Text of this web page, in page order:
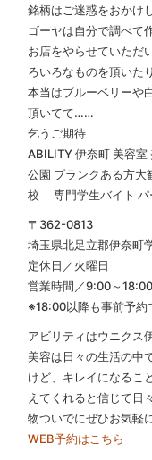
銘柄はご迷惑をおかけ
ゴーヤは自分で調べて
お店をやらせていただ
ろいろなものを頂いた
本当はブルーベリーや
頂いてて……
乞うご期待
ABILITY 伊奈町 美容室
公園 ブランクある方大
校 専門学生バイト パ
〒362-0813
埼玉県北足立郡伊奈町
定休日／火曜日
営業時間／9:00～
※18:00以降も事前予約
アビリティはウニクス
美容は日々の生活の中
けど、キレイになるこ
えてくれると信じて日
物ついでにぜひお気軽
WEB予約はこちら